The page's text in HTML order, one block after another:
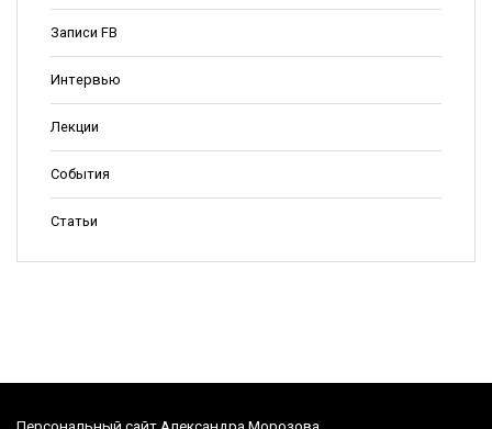
Записи FB
Интервью
Лекции
События
Статьи